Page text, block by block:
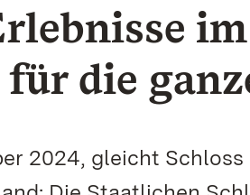
die
2024, gleicht Schloss